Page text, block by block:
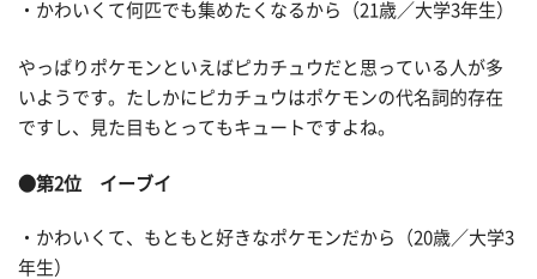
・かわいくて何匹でも集めたくなるから（21歳／大学3年生）
やっぱりポケモンといえばピカチュウだと思っている人が多
いようです。たしかにピカチュウはポケモンの代名詞的存在
ですし、見た目もとってもキュートですよね。
●第2位 イーブイ
・かわいくて、もともと好きなポケモンだから（20歳／大学3
年生）